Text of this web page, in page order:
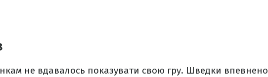
не вдавалось показувати свою гру. Шведки впевнено